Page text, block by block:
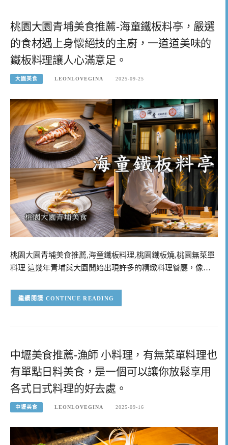
桃園大園青埔美食推薦-海童鐵板料亭，嚴選
的食材遇上身懷絕技的主廚，一道道美味的
鐵板料理讓人心滿意足。
大園美食 LEONLOVEGINA 2025-09-25
桃園大園青埔美食推薦,海童鐵板料理,桃園鐵板燒,桃園無菜單
料理 這幾年青埔與大園開始出現許多的精緻料理餐廳，像…
CONTINUE READING
中壢美食推薦-漁師 小料理，有無菜單料理也
有單點日料美食，是一個可以讓你放鬆享用
各式日式料理的好去處。
中壢美食 LEONLOVEGINA 2025-09-16